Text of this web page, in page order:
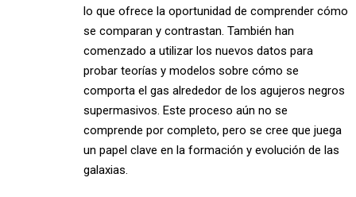
lo que ofrece la oportunidad de comprender cómo
se comparan y contrastan. También han
comenzado a utilizar los nuevos datos para
probar teorías y modelos sobre cómo se
comporta el gas alrededor de los agujeros negros
supermasivos. Este proceso aún no se
comprende por completo, pero se cree que juega
un papel clave en la formación y evolución de las
galaxias.